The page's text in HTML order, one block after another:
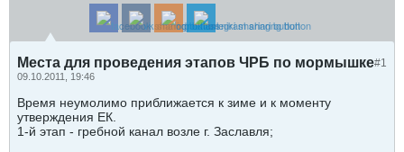
#1
Места для проведения этапов ЧРБ по мормышке
09.10.2011, 19:46
Время неумолимо приближается к зиме и к моменту
утверждения ЕК.
1-й этап - гребной канал возле г. Заславля;